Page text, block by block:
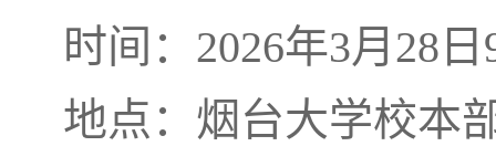
时间： 2026年3月28日
地点：烟台大学校本